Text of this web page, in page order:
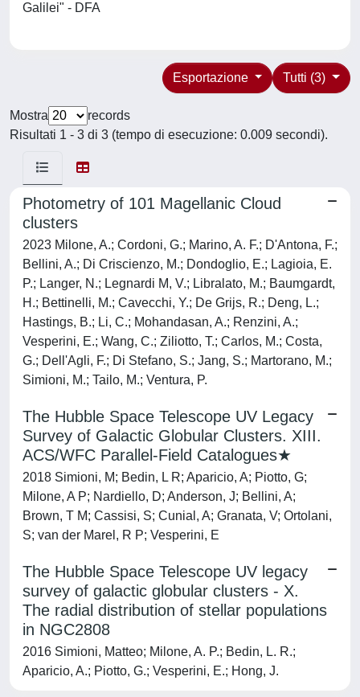
Galilei" - DFA
Tutti (3)
Esportazione
Mostra
records
Risultati 1 - 3 di 3 (tempo di esecuzione: 0.009 secondi).
Photometry of 101 Magellanic Cloud
clusters
2023 Milone, A.; Cordoni, G.; Marino, A. F.; D'Antona, F.;
Bellini, A.; Di Criscienzo, M.; Dondoglio, E.; Lagioia, E.
P.; Langer, N.; Legnardi M, V.; Libralato, M.; Baumgardt,
H.; Bettinelli, M.; Cavecchi, Y.; De Grijs, R.; Deng, L.;
Hastings, B.; Li, C.; Mohandasan, A.; Renzini, A.;
Vesperini, E.; Wang, C.; Ziliotto, T.; Carlos, M.; Costa,
G.; Dell'Agli, F.; Di Stefano, S.; Jang, S.; Martorano, M.;
Simioni, M.; Tailo, M.; Ventura, P.
The Hubble Space Telescope UV Legacy
Survey of Galactic Globular Clusters. XIII.
ACS/WFC Parallel-Field Catalogues★
2018 Simioni, M; Bedin, L R; Aparicio, A; Piotto, G;
Milone, A P; Nardiello, D; Anderson, J; Bellini, A;
Brown, T M; Cassisi, S; Cunial, A; Granata, V; Ortolani,
S; van der Marel, R P; Vesperini, E
The Hubble Space Telescope UV legacy
survey of galactic globular clusters - X.
The radial distribution of stellar populations
in NGC2808
2016 Simioni, Matteo; Milone, A. P.; Bedin, L. R.;
Aparicio, A.; Piotto, G.; Vesperini, E.; Hong, J.